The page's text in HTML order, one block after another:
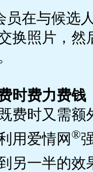
员在与候选
换照片，
时费力费钱
费时又需
用爱情网 ®
另一半的效